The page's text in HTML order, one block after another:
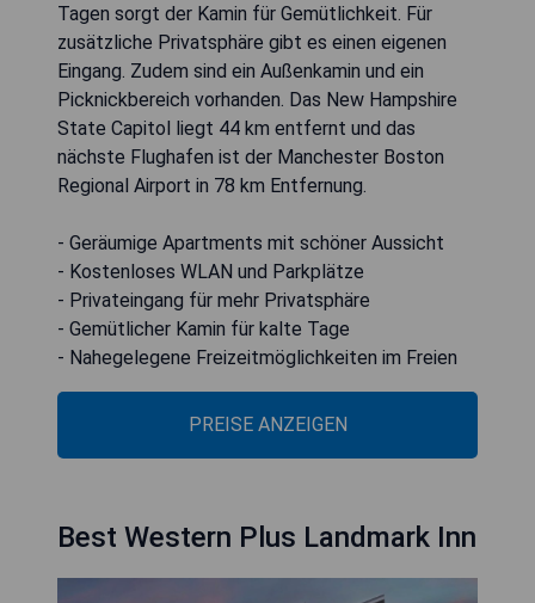
Tagen sorgt der Kamin für Gemütlichkeit. Für
zusätzliche Privatsphäre gibt es einen eigenen
Eingang. Zudem sind ein Außenkamin und ein
Picknickbereich vorhanden. Das New Hampshire
State Capitol liegt 44 km entfernt und das
nächste Flughafen ist der Manchester Boston
Regional Airport in 78 km Entfernung.
- Geräumige Apartments mit schöner Aussicht
- Kostenloses WLAN und Parkplätze
- Privateingang für mehr Privatsphäre
- Gemütlicher Kamin für kalte Tage
- Nahegelegene Freizeitmöglichkeiten im Freien
PREISE ANZEIGEN
Best Western Plus Landmark Inn